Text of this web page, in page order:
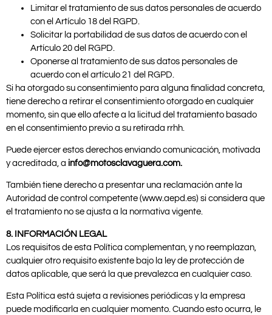
Limitar el tratamiento de sus datos personales de acuerdo
con el Artículo 18 del RGPD.
Solicitar la portabilidad de sus datos de acuerdo con el
Artículo 20 del RGPD.
Oponerse al tratamiento de sus datos personales de
acuerdo con el artículo 21 del RGPD.
Si ha otorgado su consentimiento para alguna finalidad concreta,
tiene derecho a retirar el consentimiento otorgado en cualquier
momento, sin que ello afecte a la licitud del tratamiento basado
en el consentimiento previo a su retirada rrhh.
Puede ejercer estos derechos enviando comunicación, motivada
y acreditada, a info@motosclavaguera.com.
También tiene derecho a presentar una reclamación ante la
Autoridad de control competente (www.aepd.es) si considera que
el tratamiento no se ajusta a la normativa vigente.
8. INFORMACIÓN LEGAL
Los requisitos de esta Política complementan, y no reemplazan,
cualquier otro requisito existente bajo la ley de protección de
datos aplicable, que será la que prevalezca en cualquier caso.
Esta Política está sujeta a revisiones periódicas y la empresa
puede modificarla en cualquier momento. Cuando esto ocurra, le